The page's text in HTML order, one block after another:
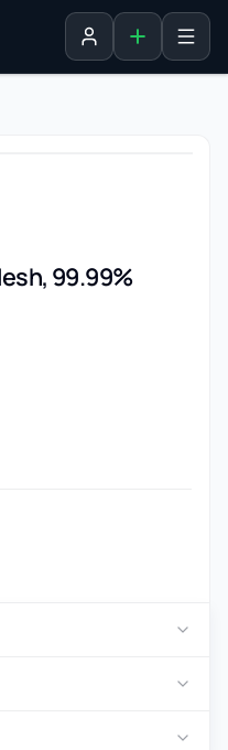
AnmeldenInserat
99.99%